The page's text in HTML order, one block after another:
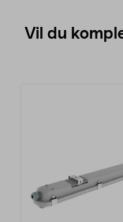
Vil du